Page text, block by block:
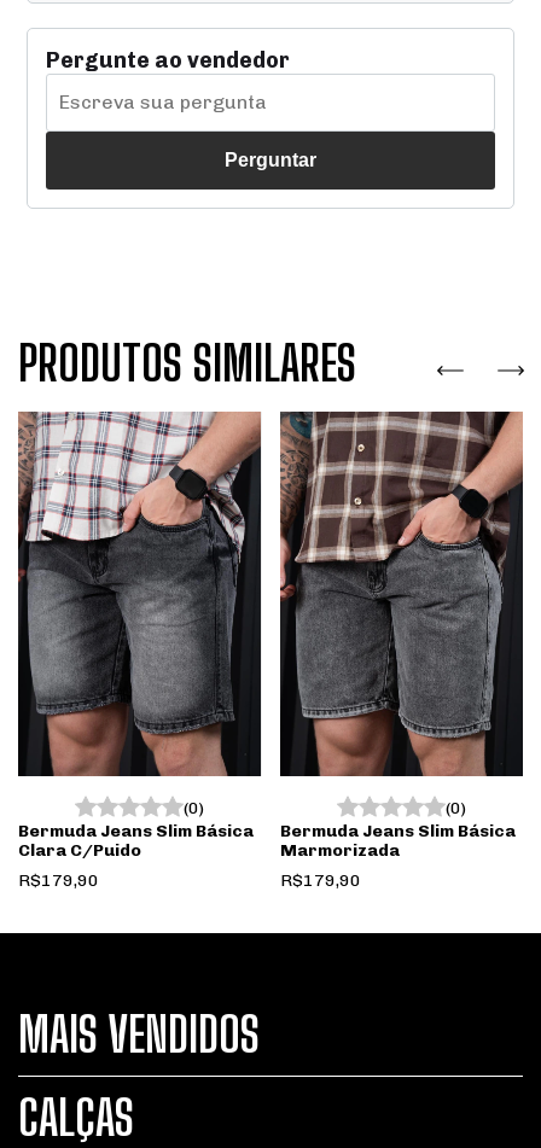
Pergunte ao vendedor
Perguntar
PRODUTOS SIMILARES
(0)
Bermuda Jeans Slim Básica
Clara C/Puido
R$179,90
(0)
Bermuda Jeans Slim Básica
Marmorizada
R$179,90
MAIS VENDIDOS
CALÇAS